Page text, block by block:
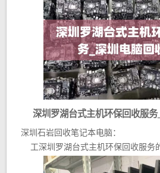
深圳罗湖台式主机环保回收服务
深圳石岩回收笔记本电脑：
工深圳罗湖台式主机环保回收服务